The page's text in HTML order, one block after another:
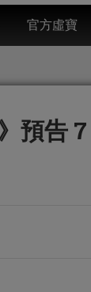
官方虛寶
預告